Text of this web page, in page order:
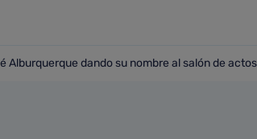
Alburquerque dando su nombre al
Alburquerque dando su nombre al salón de actos